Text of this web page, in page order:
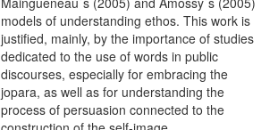
models of understanding ethos. This work is
justified, mainly, by the importance of studies
dedicated to the use of words in public
discourses, especially for embracing the
jopara, as well as for understanding the
process of persuasion connected to the